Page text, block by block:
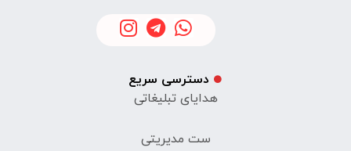
دسترسی سریع
هدایای تبلیغاتی
ست مدیریتی